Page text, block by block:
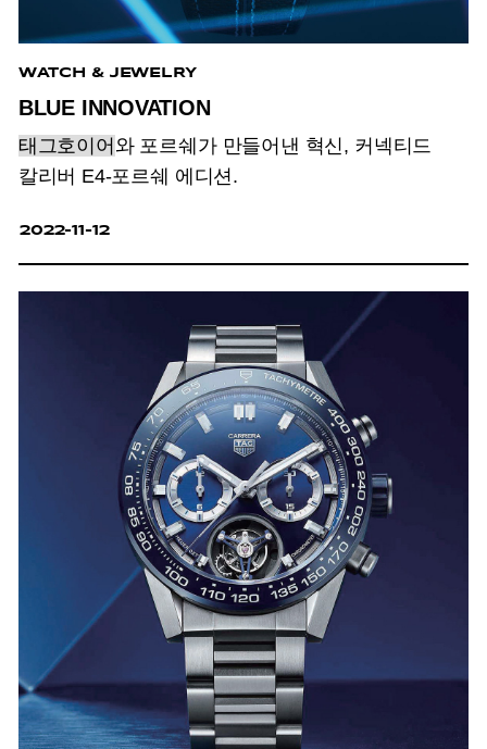
WATCH & JEWELRY
BLUE INNOVATION
태그호이어 와 포르쉐가 만들어낸 혁신, 커넥티드
칼리버 E4-포르쉐 에디션.
2022-11-12